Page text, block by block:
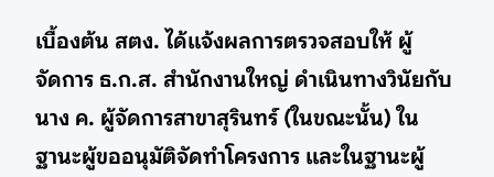
เบื้องต้น สตง. ได้แจ้งผลการตรวจสอบให้ ผู้
จัดการ ธ.ก.ส. สำนักงานใหญ่ ดำเนินทางวินัยกับ
นาง ค. ผู้จัดการสาขาสุรินทร์ (ในขณะนั้น) ใน
ฐานะผู้ขออนุมัติจัดทำโครงการ และในฐานะผู้